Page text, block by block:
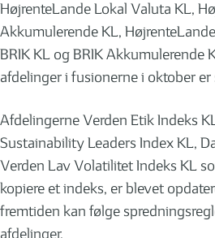
HøjrenteLande Lokal Valuta KL,
Akkumulerende KL,
BRIK KL og BRIK Akkumulerende
afdelinger i fusionerne i oktober
Afdelingerne Verden Etik Indeks
Sustainability Leaders Index KL,
Verden Lav Volatilitet Indeks KL
kopiere et indeks, er blevet
fremtiden kan følge
afdelinger.